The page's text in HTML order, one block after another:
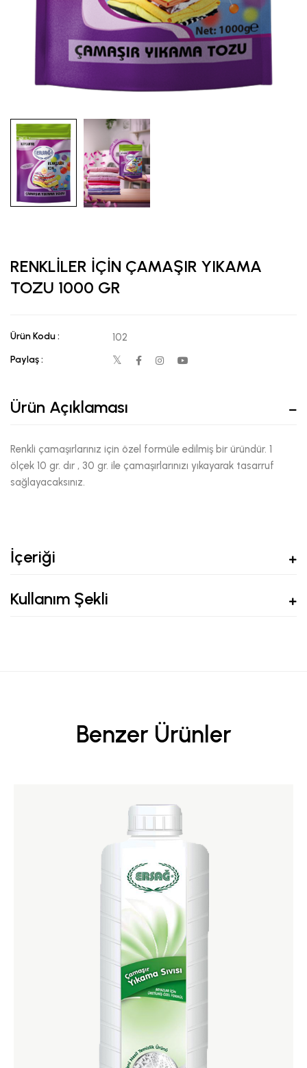
RENKLİLER İÇİN ÇAMAŞIR YIKAMA
TOZU 1000 GR
Ürün Kodu : 102
Paylaş :
Ürün Açıklaması
Renkli çamaşırlarınız için özel formüle edilmiş bir üründür. 1
ölçek 10 gr. dır , 30 gr. ile çamaşırlarınızı yıkayarak tasarruf
sağlayacaksınız.
İçeriği
Kullanım Şekli
Benzer Ürünler